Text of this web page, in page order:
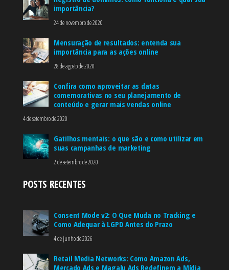
importância?
24 de novembro de 2020
Mensuração de resultados: entenda sua
importância para as ações online
28 de agosto de 2020
Confira como aproveitar as datas
comemorativas no seu planejamento de
conteúdo e gerar mais vendas online
4 de setembro de 2020
Gatilhos mentais: o que são e como utilizar em
suas campanhas de marketing
2 de setembro de 2020
POSTS RECENTES
Consent Mode v2: O Que Muda no Tracking e
Como Adequar à LGPD Antes do Prazo
4 de junho de 2026
Retail Media Networks: Como Amazon Ads,
Mercado Ads e Magalu Ads Redefinem a Mídia